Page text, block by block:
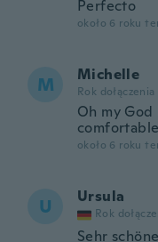
Perfecto
około 6 roku
M Michelle
Rok dołączenia
Oh my
comfortable
około 6 roku
U Ursula
Rok
Sehr